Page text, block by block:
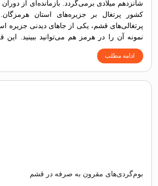
شانزدهم میلادی برمی‌گردد. بازمانده‌ای از
کشور پرتغال بر جزیره‌های استان
پرتغالی‌های قشم، یکی از جاهای دیدنی جزیره
نمونه آن را در هرمز هم می‌توانید ببینید. این
زمان شکل‌گیری تا حالا، پستی‌ بلندی‌های
به‌جان خریده اما هنوز بخش‌های اصلی آن
ادامه مطلب
بوم‌گردی‌های مقرون به صرفه در قشم